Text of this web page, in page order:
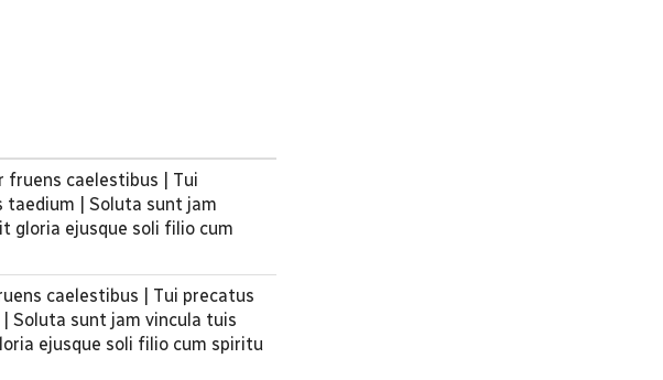
fruens caelestibus | Tui
taedium | Soluta sunt jam
gloria ejusque soli filio cum
caelestibus | Tui precatus
Soluta sunt jam vincula tuis
ejusque soli filio cum spiritu